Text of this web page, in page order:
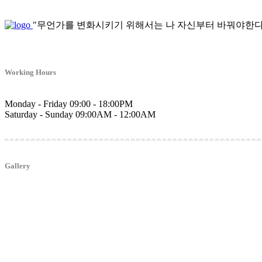
"무언가를 변화시키기 위해서는 나 자신부터 바꿔야한
Working Hours
Monday - Friday 09:00 - 18:00PM
Saturday - Sunday 09:00AM - 12:00AM
Gallery